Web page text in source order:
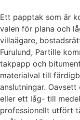
Ett papptak som är
valen för plana och
villaägare,
Furulund, Partille
takpapp och
materialval till
anslutningar.
eller ett låg- till
professionellt utfört